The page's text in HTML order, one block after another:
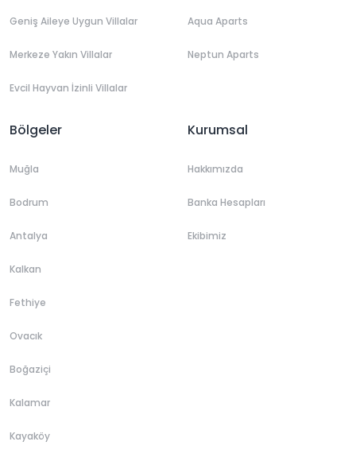
Geniş Aileye Uygun Villalar
Merkeze Yakın Villalar
Evcil Hayvan İzinli Villalar
Aqua Aparts
Neptun Aparts
Bölgeler
Muğla
Bodrum
Antalya
Kalkan
Fethiye
Ovacık
Boğaziçi
Kalamar
Kayaköy
Kurumsal
Hakkımızda
Banka Hesapları
Ekibimiz